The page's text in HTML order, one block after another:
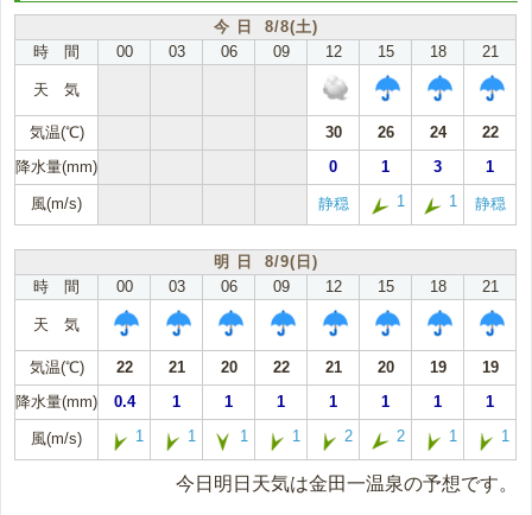
今 日 8/8(土)
時 間
00 03 06 09 12 15 18 21
天 気
気温(℃) 30 26 24
22
降水量(mm)
0 1 3 1
風(m/s) 静穏 1 1 静穏
明 日 8/9(日)
時 間
00 03 06 09 12 15 18 21
天 気
気温(℃) 22 21 20 22 21 20 19
19
降水量(mm)
0.4 1 1 1 1 1 1 1
風(m/s) 1 1 1 1 2 2 1 1
今日明日天気は金田一温泉の予想です。